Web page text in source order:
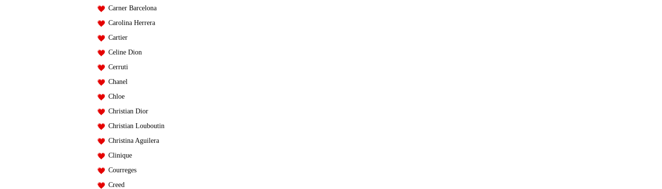
Carner Barcelona
Carolina Herrera
Cartier
Celine Dion
Cerruti
Chanel
Chloe
Christian Dior
Christian Louboutin
Christina Aguilera
Clinique
Courreges
Creed